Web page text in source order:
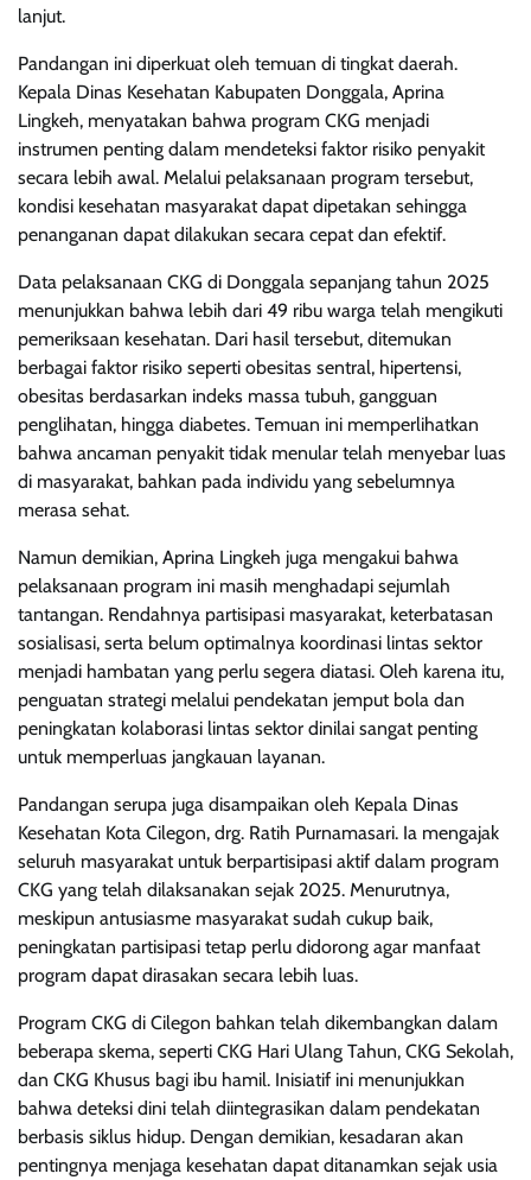
lanjut.
Pandangan ini diperkuat oleh temuan di tingkat daerah.
Kepala Dinas Kesehatan Kabupaten Donggala, Aprina
Lingkeh, menyatakan bahwa program CKG menjadi
instrumen penting dalam mendeteksi faktor risiko penyakit
secara lebih awal. Melalui pelaksanaan program tersebut,
kondisi kesehatan masyarakat dapat dipetakan sehingga
penanganan dapat dilakukan secara cepat dan efektif.
Data pelaksanaan CKG di Donggala sepanjang tahun 2025
menunjukkan bahwa lebih dari 49 ribu warga telah mengikuti
pemeriksaan kesehatan. Dari hasil tersebut, ditemukan
berbagai faktor risiko seperti obesitas sentral, hipertensi,
obesitas berdasarkan indeks massa tubuh, gangguan
penglihatan, hingga diabetes. Temuan ini memperlihatkan
bahwa ancaman penyakit tidak menular telah menyebar luas
di masyarakat, bahkan pada individu yang sebelumnya
merasa sehat.
Namun demikian, Aprina Lingkeh juga mengakui bahwa
pelaksanaan program ini masih menghadapi sejumlah
tantangan. Rendahnya partisipasi masyarakat, keterbatasan
sosialisasi, serta belum optimalnya koordinasi lintas sektor
menjadi hambatan yang perlu segera diatasi. Oleh karena itu,
penguatan strategi melalui pendekatan jemput bola dan
peningkatan kolaborasi lintas sektor dinilai sangat penting
untuk memperluas jangkauan layanan.
Pandangan serupa juga disampaikan oleh Kepala Dinas
Kesehatan Kota Cilegon, drg. Ratih Purnamasari. Ia mengajak
seluruh masyarakat untuk berpartisipasi aktif dalam program
CKG yang telah dilaksanakan sejak 2025. Menurutnya,
meskipun antusiasme masyarakat sudah cukup baik,
peningkatan partisipasi tetap perlu didorong agar manfaat
program dapat dirasakan secara lebih luas.
Program CKG di Cilegon bahkan telah dikembangkan dalam
beberapa skema, seperti CKG Hari Ulang Tahun, CKG Sekolah,
dan CKG Khusus bagi ibu hamil. Inisiatif ini menunjukkan
bahwa deteksi dini telah diintegrasikan dalam pendekatan
berbasis siklus hidup. Dengan demikian, kesadaran akan
pentingnya menjaga kesehatan dapat ditanamkan sejak usia